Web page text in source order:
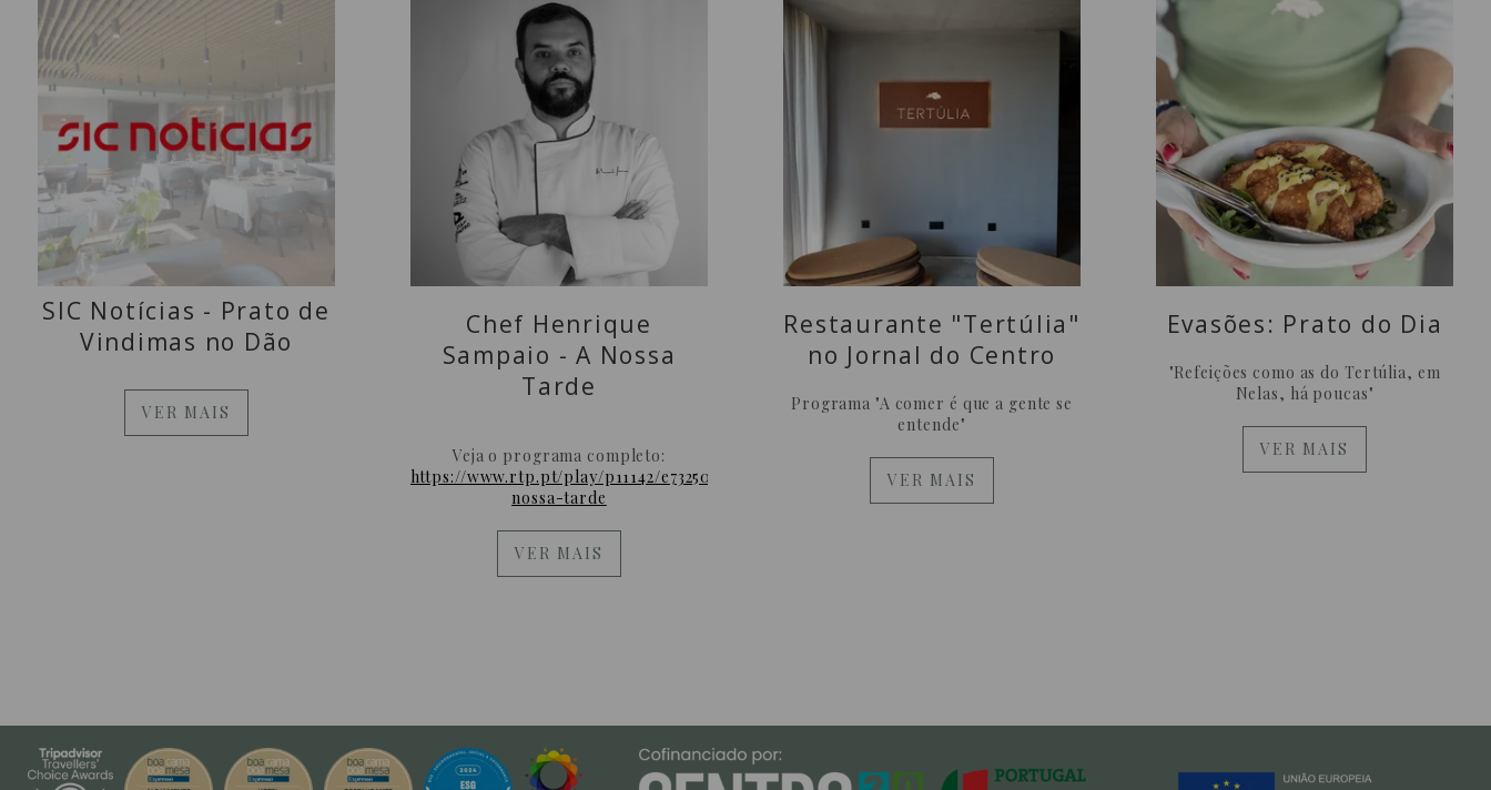
SIC Notícias - Prato de
Vindimas no Dão
VER MAIS
Chef Henrique
Sampaio - A Nossa
Tarde
Veja o programa completo:
https://www.rtp.pt/play/p11142/e732504/a-
nossa-tarde
VER MAIS
Restaurante "Tertúlia"
no Jornal do Centro
Programa "A comer é que a gente se
entende"
VER MAIS
Evasões: Prato do Dia
"Refeições como as do Tertúlia, em
Nelas, há poucas"
VER MAIS